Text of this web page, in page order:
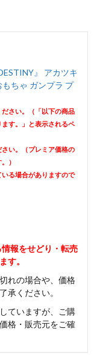
』 アカツキ
ちゃ ガンプラ プ
さい。（「以下の商品
す。」と表示されるペ
い。（プレミア価格の
）
る場合がありますので
報をせどり・転売
す。
れの場合や、価格
承ください。
ていますが、ご購
格・販売元をご確